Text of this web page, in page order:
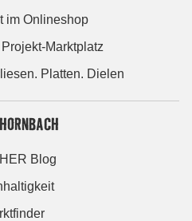
im Onlineshop
Marktplatz
Platten. Dielen
Blog